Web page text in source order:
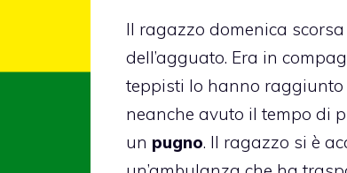
Il ragazzo domenica
dell’agguato. Era in
teppisti lo hanno raggiunto
neanche avuto il tempo di
un pugno. Il ragazzo si è